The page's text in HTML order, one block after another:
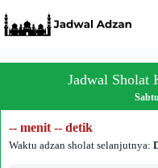
to
content
Jadwal Sholat
-- menit -- detik
Waktu adzan sholat selanjutnya: